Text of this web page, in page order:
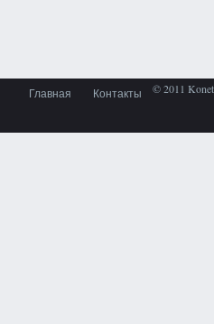
Главная Контакты © 2011